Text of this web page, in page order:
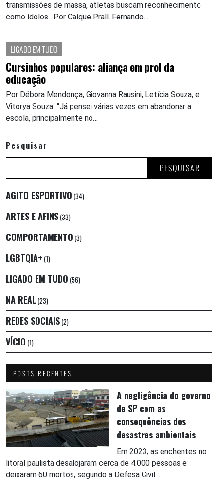
transmissões de massa, atletas buscam reconhecimento
como ídolos. Por Caíque Prall, Fernando…
LIGADO EM TUDO
Cursinhos populares: aliança em prol da
educação
Por Débora Mendonça, Giovanna Rausini, Letícia Souza, e
Vitorya Souza “Já pensei várias vezes em abandonar a
escola, principalmente no…
Pesquisar
PESQUISAR
AGITO ESPORTIVO (34)
ARTES E AFINS(33)
COMPORTAMENTO (3)
LGBTQIA+ (1)
LIGADO EM TUDO (56)
NA REAL(23)
REDES SOCIAIS(2)
VÍCIO (1)
POSTS RECENTES
A negligência do governo
de SP com as
consequências dos
desastres ambientais
Em 2023, as enchentes no
litoral paulista desalojaram cerca de 4.000 pessoas e
deixaram 60 mortos, segundo a Defesa Civil…